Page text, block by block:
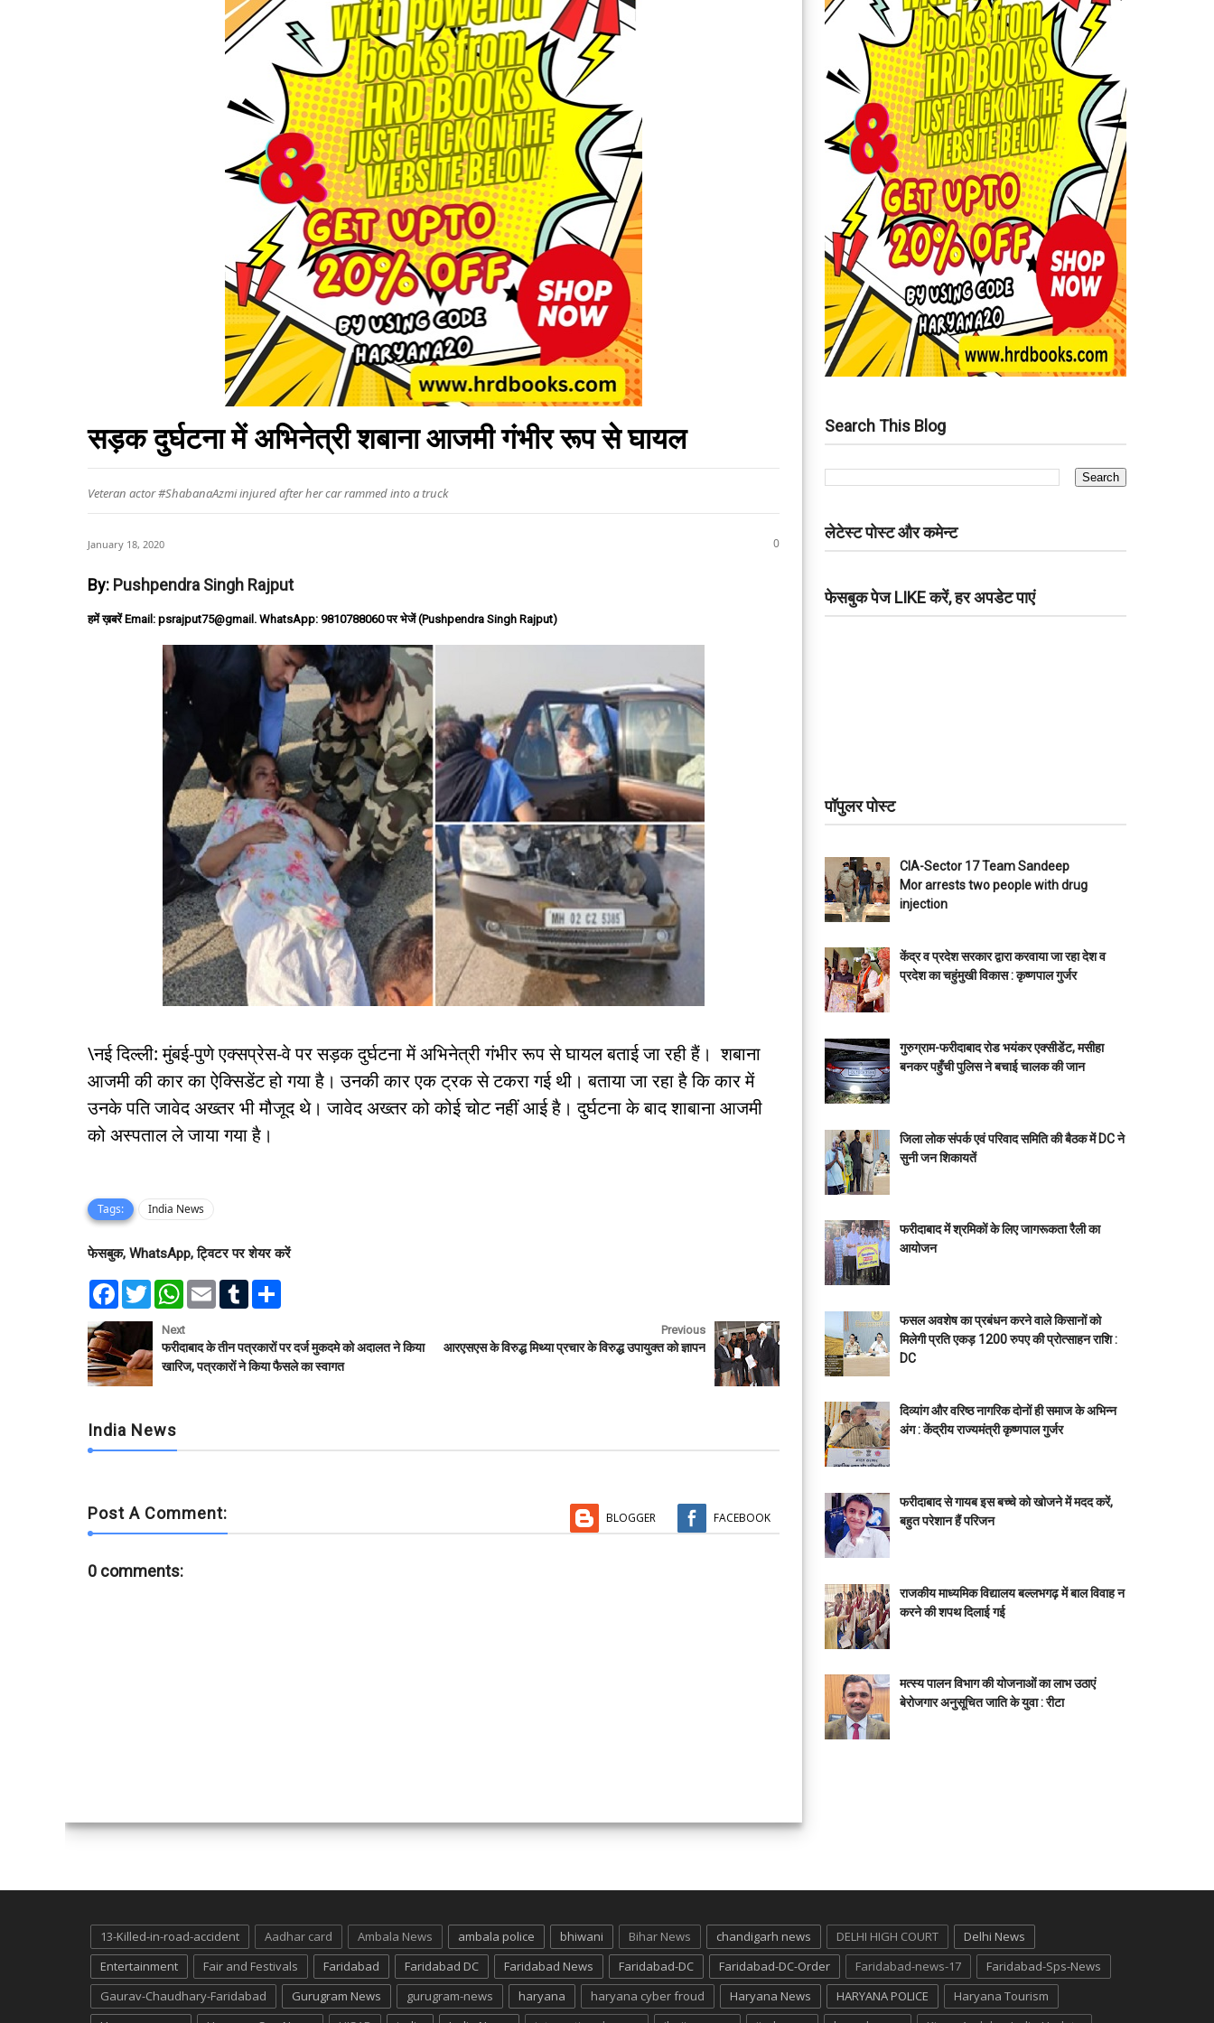
सड़क दुर्घटना में अभिनेत्री शबाना आजमी गंभीर रूप से घायल
Veteran actor #ShabanaAzmi injured after her car rammed into a truck
January 18, 2020 0
By: Pushpendra Singh Rajput
हमें ख़बरें Email: psrajput75@gmail. WhatsApp: 9810788060 पर भेजें (Pushpendra Singh Rajput)
\नई दिल्ली: मुंबई-पुणे एक्सप्रेस-वे पर सड़क दुर्घटना में अभिनेत्री गंभीर रूप से घायल बताई जा रही हैं। शबाना
आजमी की कार का ऐक्सिडेंट हो गया है। उनकी कार एक ट्रक से टकरा गई थी। बताया जा रहा है कि कार में
उनके पति जावेद अख्तर भी मौजूद थे। जावेद अख्तर को कोई चोट नहीं आई है। दुर्घटना के बाद शाबाना आजमी
को अस्पताल ले जाया गया है।
Tags: India News
फेसबुक, WhatsApp, ट्विटर पर शेयर करें
F
e
o
o
k
T
w
e
r
W
t
s
A
p
E
l
T
l
r
e
Next
फरीदाबाद के तीन पत्रकारों पर दर्ज मुकदमे को अदालत ने किया
खारिज, पत्रकारों ने किया फैसले का स्वागत
Previous
आरएसएस के विरुद्ध मिथ्या प्रचार के विरुद्ध उपायुक्त को ज्ञापन
India News
Post A Comment: BLOGGER FACEBOOK
0 comments:
Search This Blog
लेटेस्ट पोस्ट और कमेन्ट
फेसबुक पेज LIKE करें, हर अपडेट पाएं
पॉपुलर पोस्ट
CIA-Sector 17 Team Sandeep
Mor arrests two people with drug
injection
केंद्र व प्रदेश सरकार द्वारा करवाया जा रहा देश व
प्रदेश का चहुंमुखी विकास : कृष्णपाल गुर्जर
गुरुग्राम-फरीदाबाद रोड भयंकर एक्सीडेंट, मसीहा
बनकर पहुँची पुलिस ने बचाई चालक की जान
जिला लोक संपर्क एवं परिवाद समिति की बैठक में DC ने
सुनी जन शिकायतें
फरीदाबाद में श्रमिकों के लिए जागरूकता रैली का
आयोजन
फसल अवशेष का प्रबंधन करने वाले किसानों को
मिलेगी प्रति एकड़ 1200 रुपए की प्रोत्साहन राशि :
DC
दिव्यांग और वरिष्ठ नागरिक दोनों ही समाज के अभिन्न
अंग : केंद्रीय राज्यमंत्री कृष्णपाल गुर्जर
फरीदाबाद से गायब इस बच्चे को खोजने में मदद करें,
बहुत परेशान हैं परिजन
राजकीय माध्यमिक विद्यालय बल्लभगढ़ में बाल विवाह न
करने की शपथ दिलाई गई
मत्स्य पालन विभाग की योजनाओं का लाभ उठाएं
बेरोजगार अनुसूचित जाति के युवा : रीटा
13-Killed-in-road-accident Aadhar card Ambala News ambala police bhiwani Bihar News chandigarh news DELHI HIGH COURT
Delhi News
Entertainment
Fair and Festivals Faridabad Faridabad DC Faridabad News Faridabad-DC Faridabad-DC-Order Faridabad-news-17
Faridabad-Sps-News
Gaurav-Chaudhary-Faridabad
Gurugram News gurugram-news haryana haryana cyber froud Haryana News HARYANA POLICE
Haryana Tourism